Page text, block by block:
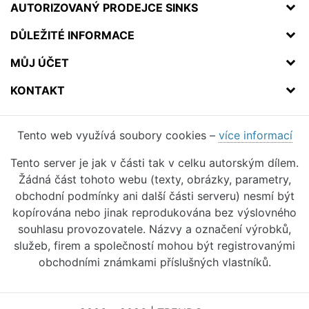
AUTORIZOVANÝ PRODEJCE SINKS
DŮLEŽITÉ INFORMACE
MŮJ ÚČET
KONTAKT
Tento web využívá soubory cookies – více informací
Tento server je jak v části tak v celku autorským dílem.
Žádná část tohoto webu (texty, obrázky, parametry,
obchodní podmínky ani další části serveru) nesmí být
kopírována nebo jinak reprodukována bez výslovného
souhlasu provozovatele. Názvy a označení výrobků,
služeb, firem a společností mohou být registrovanými
obchodními známkami příslušných vlastníků.